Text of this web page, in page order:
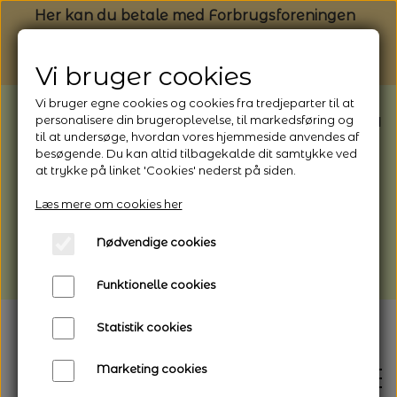
Her kan du betale med Forbrugsforeningen
BEMÆRK: Butikken har ferielukket* fra
1/8 - 9/8 - 2026
*Webshoppen er åben og sender hele
afhentning
Vi gør opmærksom på, at der kan være lidt
længere leveringstid
Vi bruger cookies
Vi bruger egne cookies og cookies fra tredjeparter til at
personalisere din brugeroplevelse, til markedsføring og
til at undersøge, hvordan vores hjemmeside anvendes af
besøgende. Du kan altid tilbagekalde dit samtykke ved
at trykke på linket 'Cookies' nederst på siden.
Læs mere om cookies her
Nødvendige cookies
Funktionelle cookies
Statistik cookies
Marketing cookies